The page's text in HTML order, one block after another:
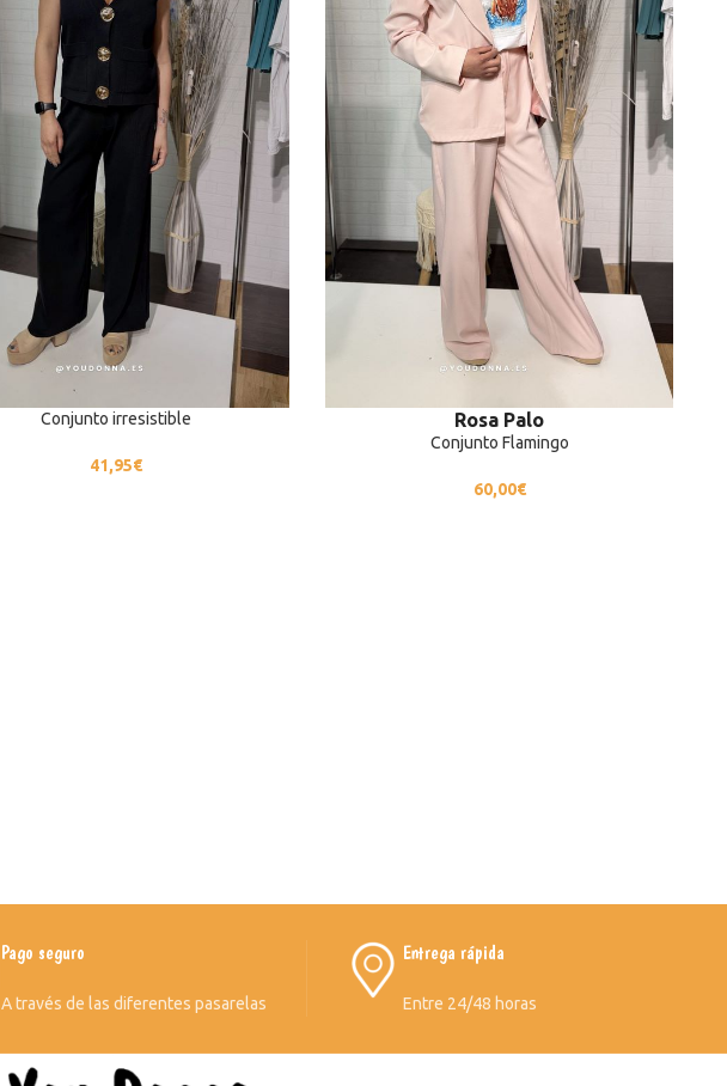
Conjunto irresistible
41,95€
Rosa Palo
Conjunto Flamingo
60,00€
Pago seguro
A través de las diferentes pasarelas
Entrega rápida
Entre 24/48 horas